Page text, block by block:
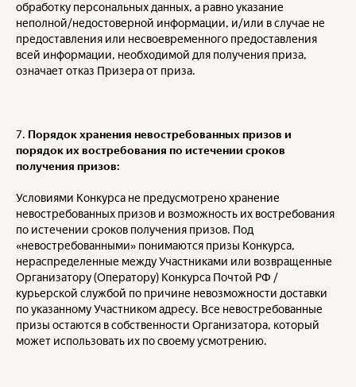
обработку персональных данных, а равно указание
неполной/недостоверной информации, и/или в случае не
предоставления или несвоевременного предоставления
всей информации, необходимой для получения приза,
означает отказ Призера от приза.
7. Порядок хранения невостребованных призов и
порядок их востребования по истечении сроков
получения призов:
Условиями Конкурса не предусмотрено хранение
невостребованных призов и возможность их востребования
по истечении сроков получения призов. Под
«невостребованными» понимаются призы Конкурса,
нераспределенные между Участниками или возвращенные
Организатору (Оператору) Конкурса Почтой РФ /
курьерской службой по причине невозможности доставки
по указанному Участником адресу. Все невостребованные
призы остаются в собственности Организатора, который
может использовать их по своему усмотрению.